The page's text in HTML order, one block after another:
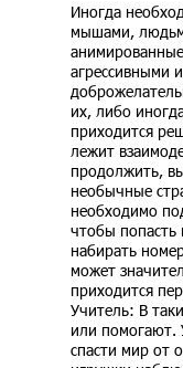
Иногда
мышами,
агрессивными
их, либо
приходится
лежит
продолжить,
необычные
необходимо
чтобы
набирать
может
приходится
Учитель: В
или помогают.
спасти мир от